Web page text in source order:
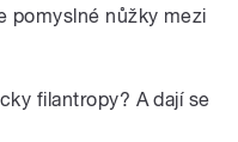
pomyslné nůžky mezi
filantropy? A dají se